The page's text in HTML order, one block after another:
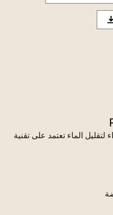
الأداء لتقليل الماء تعتمد على تقنية